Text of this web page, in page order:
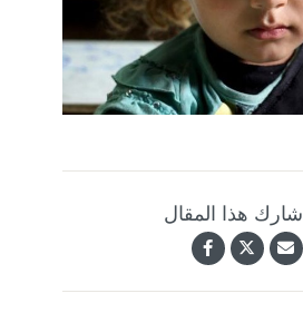
شارك هذا المقال